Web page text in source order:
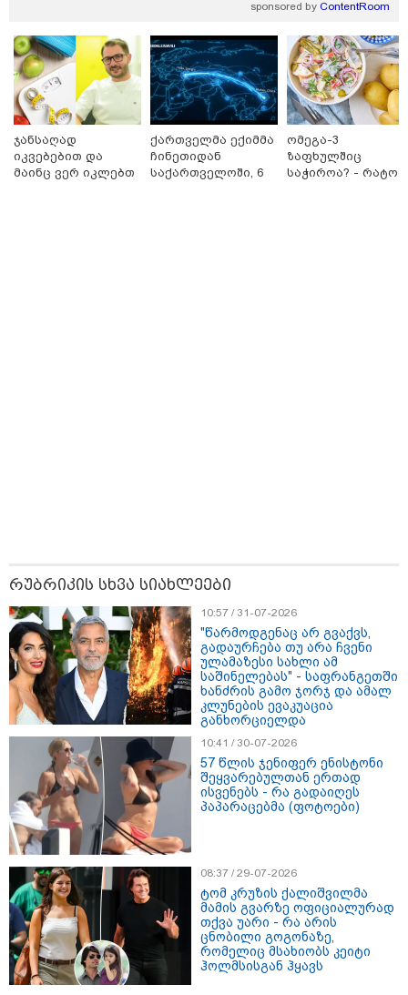
თბილისი - ანტალია 826.90
ლარიდან
მნიშვნელოვანი ინფორმაცია
11:13 / 05-08-2026
Hisense წარმოგიდგენთ გზავნილს "ინოვაციები
უკეთესი ცხოვრებისათვის" FIFA-ს 2026 წლის
მსოფლიო ჩემპიონატზე™
sponsored by ContentRoom
ჯანსაღად
იკვებებით და
მაინც ვერ იკლებთ
ქართველმა ექიმმა
ჩინეთიდან
საქართველოში, 6
ომეგა-3
ზაფხულშიც
საჭიროა? - რატომ
რუბრიკის სხვა სიახლეები
10:57 / 31-07-2026
"წარმოდგენაც არ გვაქვს,
გადაურჩება თუ არა ჩვენი
ულამაზესი სახლი ამ
საშინელებას" - საფრანგეთში
ხანძრის გამო ჯორჯ და ამალ
კლუნების ევაკუაცია
განხორციელდა
10:41 / 30-07-2026
57 წლის ჯენიფერ ენისტონი
შეყვარებულთან ერთად
ისვენებს - რა გადაიღეს
პაპარაცებმა (ფოტოები)
08:37 / 29-07-2026
ტომ კრუზის ქალიშვილმა
მამის გვარზე ოფიციალურად
თქვა უარი - რა არის
ცნობილი გოგონაზე,
რომელიც მსახიობს კეიტი
ჰოლმსისგან ჰყავს